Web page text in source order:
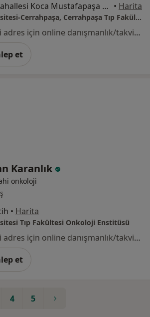
Cerrahpaşa Mahallesi Koca Mustafapaşa Caddesi No:34/E, Fatih • Harita
İstanbul Üniversitesi-Cerrahpaşa, Cerrahpaşa Tıp Fakültesi
Bu uzman ilgili adres için online danışmanlık/takvim sunmuyor.
et
Karanlık
onkoloji
• Harita
Tıp Fakültesi Onkoloji Enstitüsü
Bu uzman ilgili adres için online danışmanlık/takvim sunmuyor.
et
4 5